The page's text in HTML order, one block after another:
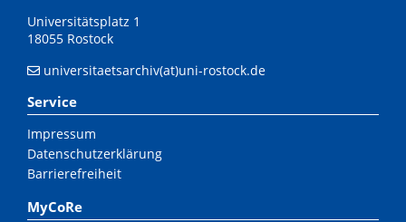
Universitätsplatz 1
18055 Rostock
universitaetsarchiv(at)uni-rostock.de
Service
Impressum
Datenschutzerklärung
Barrierefreiheit
MyCoRe